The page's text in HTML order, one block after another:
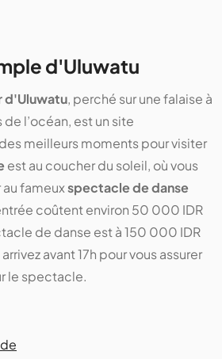
d'Uluwatu
d'Uluwatu, perché sur une falaise à
l’océan, est un site
meilleurs moments pour visiter
est au coucher du soleil, où vous
au fameuxspectacle de danse
coûtent environ 50 000 IDR
de danse est à 150 000 IDR
avant 17h pour vous assurer
le spectacle.